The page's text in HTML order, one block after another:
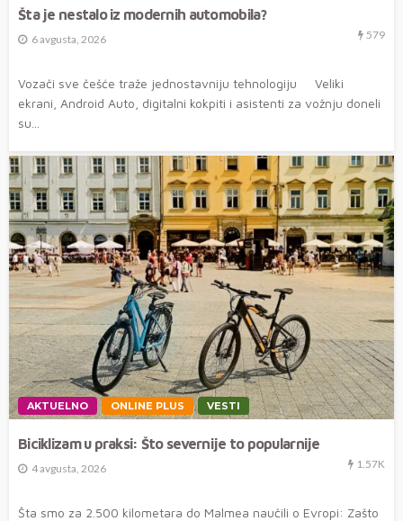
Šta je nestalo iz modernih automobila?
6 avgusta, 2026 579
Vozači sve češće traže jednostavniju tehnologiju Veliki
ekrani, Android Auto, digitalni kokpiti i asistenti za vožnju doneli
su...
AKTUELNO ONLINE PLUS VESTI
Biciklizam u praksi: Što severnije to popularnije
4 avgusta, 2026 1.57K
Šta smo za 2.500 kilometara do Malmea naučili o Evropi: Zašto